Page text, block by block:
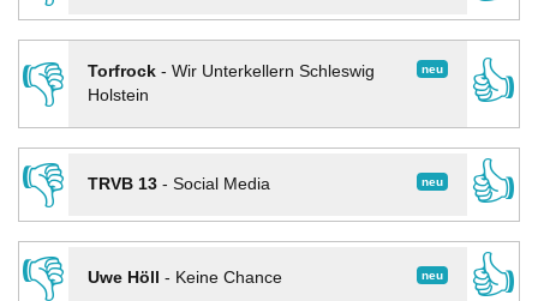
👎
neu
Torfrock- Wir Unterkellern Schleswig
Holstein
👍
👎
neu
TRVB 13- Social Media
👍
👎
neu
Uwe Höll - Keine Chance
👍